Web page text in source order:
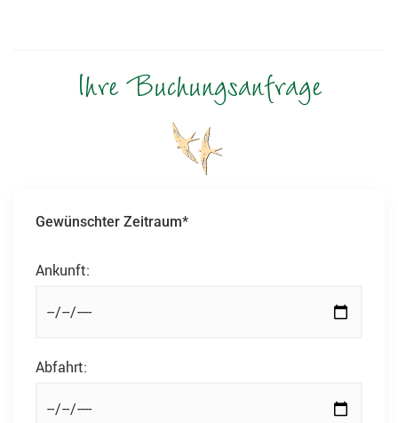
Ihre Buchungsanfrage
Gewünschter Zeitraum*
Ankunft:
Abfahrt: